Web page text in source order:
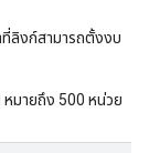
ที่ลิงก์สามารถตั้งงบ
หมายถึง 500 หน่วย